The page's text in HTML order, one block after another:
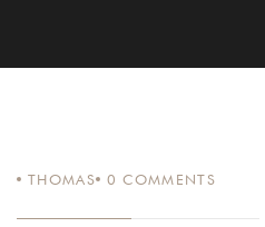
THOMAS 0 COMMENTS